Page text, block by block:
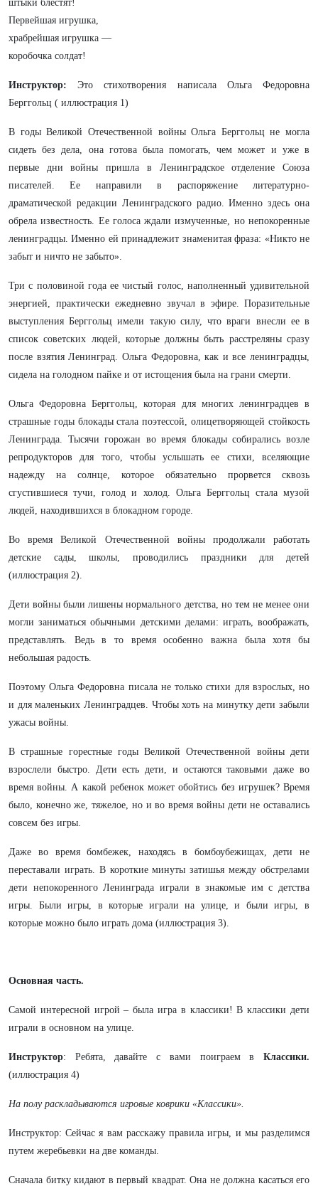
штыки блестят!
Первейшая игрушка,
храбрейшая игрушка —
коробочка солдат!
Инструктор: Это стихотворения написала Ольга Федоровна
Берггольц ( иллюстрация 1)
В годы Великой Отечественной войны Ольга Берггольц не могла
сидеть без дела, она готова была помогать, чем может и уже в
первые дни войны пришла в Ленинградское отделение Союза
писателей. Ее направили в распоряжение литературно-
драматической редакции Ленинградского радио. Именно здесь она
обрела известность. Ее голоса ждали измученные, но непокоренные
ленинградцы. Именно ей принадлежит знаменитая фраза: «Никто не
забыт и ничто не забыто».
Три с половиной года ее чистый голос, наполненный удивительной
энергией, практически ежедневно звучал в эфире. Поразительные
выступления Берггольц имели такую силу, что враги внесли ее в
список советских людей, которые должны быть расстреляны сразу
после взятия Ленинград. Ольга Федоровна, как и все ленинградцы,
сидела на голодном пайке и от истощения была на грани смерти.
Ольга Федоровна Берггольц, которая для многих ленинградцев в
страшные годы блокады стала поэтессой, олицетворяющей стойкость
Ленинграда. Тысячи горожан во время блокады собирались возле
репродукторов для того, чтобы услышать ее стихи, вселяющие
надежду на солнце, которое обязательно прорвется сквозь
сгустившиеся тучи, голод и холод. Ольга Берггольц стала музой
людей, находившихся в блокадном городе.
Во время Великой Отечественной войны продолжали работать
детские сады, школы, проводились праздники для детей
(иллюстрация 2).
Дети войны были лишены нормального детства, но тем не менее они
могли заниматься обычными детскими делами: играть, воображать,
представлять. Ведь в то время особенно важна была хотя бы
небольшая радость.
Поэтому Ольга Федоровна писала не только стихи для взрослых, но
и для маленьких Ленинградцев. Чтобы хоть на минутку дети забыли
ужасы войны.
В страшные горестные годы Великой Отечественной войны дети
взрослели быстро. Дети есть дети, и остаются таковыми даже во
время войны. А какой ребенок может обойтись без игрушек? Время
было, конечно же, тяжелое, но и во время войны дети не оставались
совсем без игры.
Даже во время бомбежек, находясь в бомбоубежищах, дети не
переставали играть. В короткие минуты затишья между обстрелами
дети непокоренного Ленинграда играли в знакомые им с детства
игры. Были игры, в которые играли на улице, и были игры, в
которые можно было играть дома (иллюстрация 3).
Основная часть.
Самой интересной игрой – была игра в классики! В классики дети
играли в основном на улице.
Инструктор: Ребята, давайте с вами поиграем в Классики.
(иллюстрация 4)
На полу раскладываются игровые коврики «Классики».
Инструктор: Сейчас я вам расскажу правила игры, и мы разделимся
путем жеребьевки на две команды.
Сначала битку кидают в первый квадрат. Она не должна касаться его